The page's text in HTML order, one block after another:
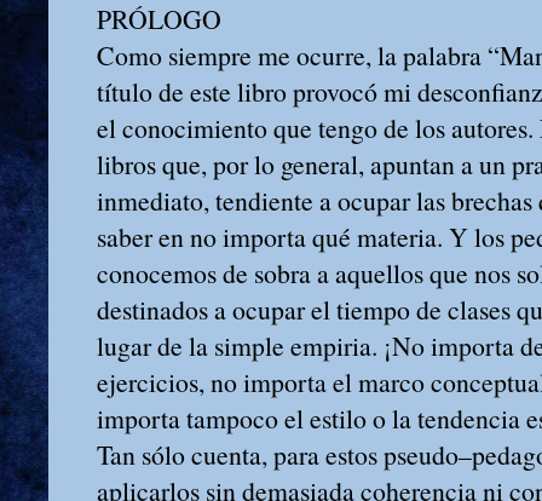
PRÓLOGO
Como siempre me ocurre, la palabra
título de este libro provocó mi
el conocimiento que tengo de los autores.
libros que, por lo general, apuntan a un
inmediato, tendiente a ocupar las
saber en no importa qué materia. Y los
conocemos de sobra a aquellos que nos
destinados a ocupar el tiempo de clases
lugar de la simple empiria. ¡No importa
ejercicios, no importa el marco
importa tampoco el estilo o la tendencia
Tan sólo cuenta, para estos
aplicarlos sin demasiada coherencia ni